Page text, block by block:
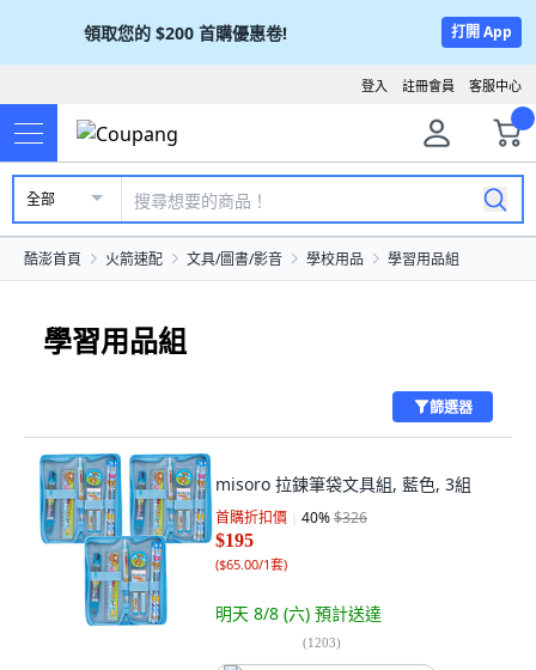
領取您的 $200 首購優惠卷! 打開 App
客服中心
註冊會員
登入
全部
酷澎首頁 火箭速配 文具/圖書/影音 學校用品 學習用品組
學習用品組
篩選器
misoro 拉鍊筆袋文具組, 藍色, 3組
首購折扣價 40%$326
$195
($65.00/1套)
明天 8/8 (六) 預計送達
(1203)